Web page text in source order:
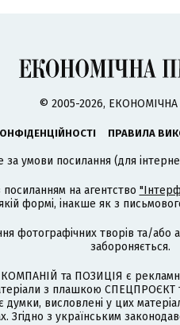
© 2005-2026,
ПРАВИЛА
за умови посилання (для
посиланням на агентство
формі, інакше як з
фотографічних творів та/або
забороняється.
та ПОЗИЦІЯ є
з плашкою
думки, висловлені у цих
з українським